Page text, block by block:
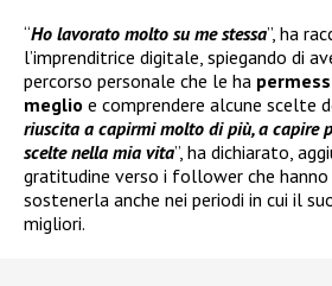
“Ho lavorato molto su me stessa”, ha
l’imprenditrice digitale, spiegando di
percorso personale che le ha
meglio e comprendere alcune scelte
riuscita a capirmi molto di più, a capire
scelte nella mia vita”, ha dichiarato,
gratitudine verso i follower che
sostenerla anche nei periodi in cui il
migliori.